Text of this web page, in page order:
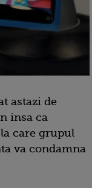
astazi de
insa ca
care grupul
va condamna